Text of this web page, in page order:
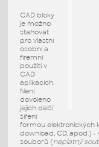
CAD bloky
je možno
stahovat
pro vlastní
osobní a
firemní
použití v
CAD
aplikacích.
Není
dovoleno
jejich další
šíření
formou elektronických
download, CD, apod.) -
souborů (neplatný